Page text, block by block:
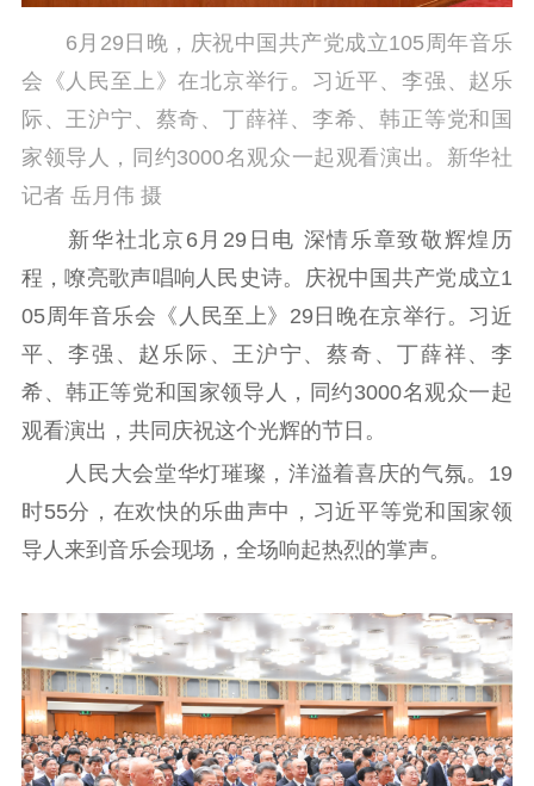
新闻宣传
主题宣传 对外宣传
新闻发布
记者之家
品牌栏目
文化文艺
文化交流
体制改革
文化产业
紫金文化艺术节
品牌活动 紫艺舞台
精神文明
文明创建 文明实践
文明培育
先进典型
社会宣传
思想政治教育 爱国主义教育
全民国防教育
用
新闻出版
精品出版 全民阅读
出版监管
扫黄打非
6月29日晚，庆祝中国共产党成立105周年音乐
会《人民至上》在北京举行。习近平、李强、赵乐
际、王沪宁、蔡奇、丁薛祥、李希、韩正等党和国
家领导人，同约3000名观众一起观看演出。新华社
记者 岳月伟 摄
新华社北京6月29日电 深情乐章致敬辉煌历
程，嘹亮歌声唱响人民史诗。庆祝中国共产党成立1
05周年音乐会《人民至上》29日晚在京举行。习近
平、李强、赵乐际、王沪宁、蔡奇、丁薛祥、李
希、韩正等党和国家领导人，同约3000名观众一起
观看演出，共同庆祝这个光辉的节日。
人民大会堂华灯璀璨，洋溢着喜庆的气氛。19
时55分，在欢快的乐曲声中，习近平等党和国家领
导人来到音乐会现场，全场响起热烈的掌声。